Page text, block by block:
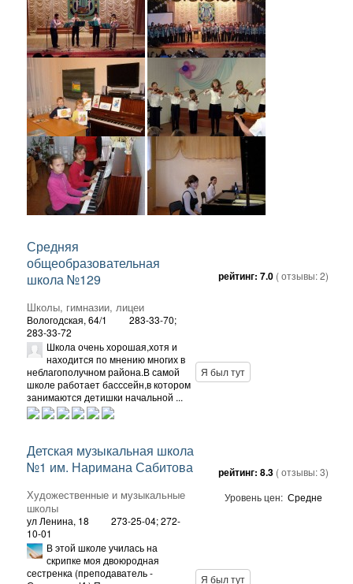
Средняя
общеобразовательная
школа №129
Школы, гимназии, лицеи
Вологодская, 64/1
283-33-70;
283-33-72
рейтинг: 7.0 ( отзывы:2)
Школа очень хорошая,хотя и
находится по мнению многих в
неблагополучном района.В самой
школе работает басссейн,в котором
занимаются детишки начальной ...
Я был тут
Детская музыкальная школа
№1 им. Наримана Сабитова
Художественные и музыкальные
школы
ул Ленина, 18
273-25-04; 272-
10-01
рейтинг: 8.3 ( отзывы:3)
Уровень цен: Средне
В этой школе училась на
скрипке моя двоюродная
сестренка (преподаватель -
Я был тут